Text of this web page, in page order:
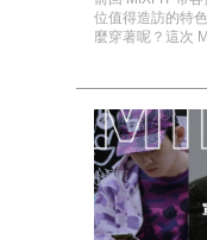
位值得造訪的特
麼穿著呢？這次